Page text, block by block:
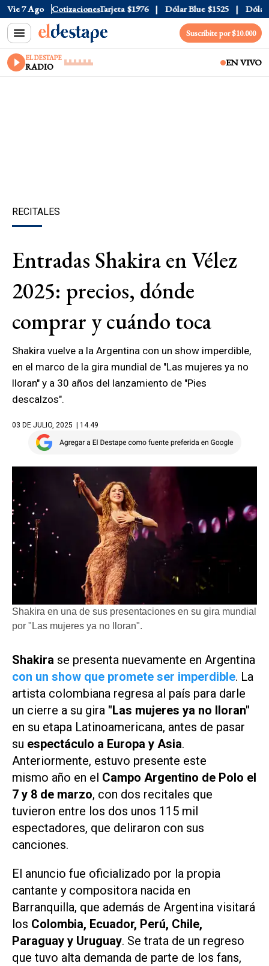
Vie 7 Ago Cotizaciones
$1520 Dólar Tarjeta $1976 Dólar Blue $1525 Dólar
Suscribite por $10.000
EL DESTAPE
RADIO EN VIVO
RECITALES
Entradas Shakira en Vélez
2025: precios, dónde
comprar y cuándo toca
Shakira vuelve a la Argentina con un show imperdible,
en el marco de la gira mundial de "Las mujeres ya no
lloran" y a 30 años del lanzamiento de "Pies
descalzos".
03 DE JULIO, 2025 | 14.49
Shakira en una de sus presentaciones en su gira mundial
por "Las mujeres ya no lloran".
Shakira se presenta nuevamente en Argentina
con un show que promete ser imperdible. La
artista colombiana regresa al país para darle
un cierre a su gira "Las mujeres ya no lloran"
en su etapa Latinoamericana, antes de pasar
su espectáculo a Europa y Asia.
Anteriormente, estuvo presente este
mismo año en el Campo Argentino de Polo el
7 y 8 de marzo, con dos recitales que
tuvieron entre los dos unos 115 mil
espectadores, que deliraron con sus
canciones.
El anuncio fue oficializado por la propia
cantante y compositora nacida en
Barranquilla, que además de Argentina visitará
los Colombia, Ecuador, Perú, Chile,
Paraguay y Uruguay. Se trata de un regreso
que tuvo alta demanda de parte de los fans,